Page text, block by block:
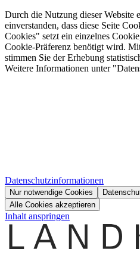
Durch die Nutzung dieser Website
einverstanden, dass diese Seite
Cookies" setzt ein einzelnes
Cookie-Präferenz benötigt wird.
stimmen Sie der Erhebung
Weitere Informationen unter
Datenschutzinformationen
Nur notwendige Cookies
Alle Cookies akzeptieren
Inhalt anspringen